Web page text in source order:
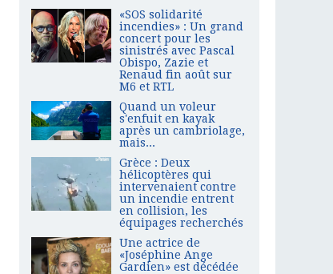
«SOS solidarité
incendies» : Un grand
concert pour les
sinistrés avec Pascal
Obispo, Zazie et
Renaud fin août sur
M6 et RTL
Quand un voleur
s'enfuit en kayak
après un cambriolage,
mais...
Grèce : Deux
hélicoptères qui
intervenaient contre
un incendie entrent
en collision, les
équipages recherchés
Une actrice de
«Joséphine Ange
Gardien» est décédée